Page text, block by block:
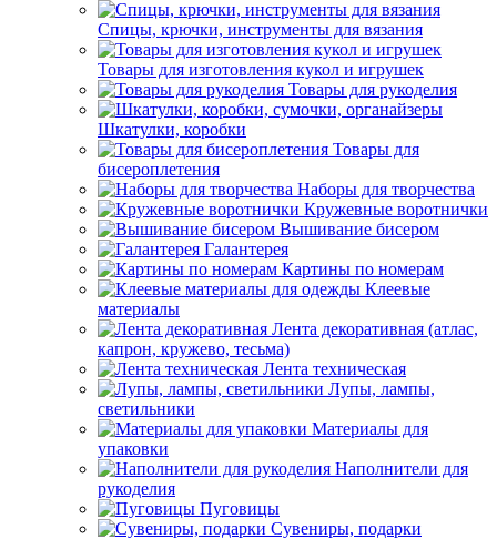
Спицы, крючки, инструменты для вязания
Товары для изготовления кукол и игрушек
Товары для рукоделия
Шкатулки, коробки
Товары для
бисероплетения
Наборы для творчества
Кружевные воротнички
Вышивание бисером
Галантерея
Картины по номерам
Клеевые
материалы
Лента декоративная (атлас,
капрон, кружево, тесьма)
Лента техническая
Лупы, лампы,
светильники
Материалы для
упаковки
Наполнители для
рукоделия
Пуговицы
Сувениры, подарки